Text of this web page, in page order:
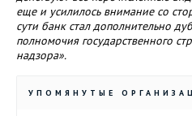
еще и усилилось внимание со
сути банк стал дополнительно
полномочия государственного
надзора».
УПОМЯНУТЫЕ